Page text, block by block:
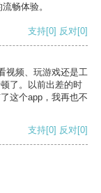
畅体验。
支持[0] 反对[0]
视频、玩游戏还是工
了。以前出差的时
这个app，我再也不
支持[0] 反对[0]